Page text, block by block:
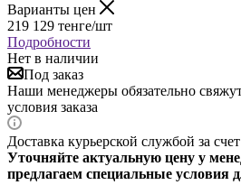
Варианты цен
219 129 тенге/шт
Подробности
Нет в наличии
Под заказ
Наши менеджеры обязательно
условия заказа
Доставка курьерской службой за
Уточняйте актуальную цену у
предлагаем специальные условия